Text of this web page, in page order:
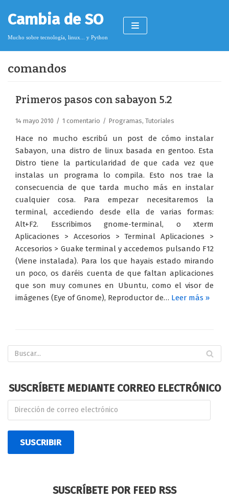
Saltar
al
contenido
Cambia de SO
Mucho sobre tecnología, linux... y Python
Donar
Licencia de contenido
Cookies
Política de protección de datos
comandos
Primeros pasos con sabayon 5.2
14 mayo 2010 1 comentario Programas, Tutoriales
Hace no mucho escribú un post de cómo instalar
Sabayon, una distro de linux basada en gentoo. Esta
Distro tiene la particularidad de que cada vez que
instalas un programa lo compila. Esto nos trae la
consecuencia de que tarda mucho más en instalar
cualquier cosa. Para empezar necesitaremos la
terminal, accediendo desde ella de varias formas:
Alt+F2. Esscribimos gnome-terminal, o xterm
Aplicaciones > Accesorios > Terminal Aplicaciones >
Accesorios > Guake terminal y accedemos pulsando F12
(Viene instalada). Para los que hayais estado mirando
un poco, os daréis cuenta de que faltan aplicaciones
que son muy comunes en Ubuntu, como el visor de
imágenes (Eye of Gnome), Reproductor de… Leer más »
SUSCRÍBETE MEDIANTE CORREO ELECTRÓNICO
SUSCRIBIR
SUSCRÍBETE POR FEED RSS